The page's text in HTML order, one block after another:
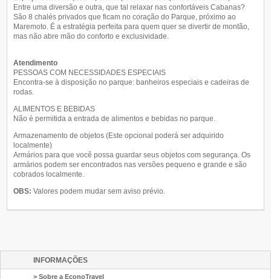
Entre uma diversão e outra, que tal relaxar nas confortáveis Cabanas?
São 8 chalés privados que ficam no coração do Parque, próximo ao
Maremoto. É a estratégia perfeita para quem quer se divertir de montão,
mas não abre mão do conforto e exclusividade.
Atendimento
PESSOAS COM NECESSIDADES ESPECIAIS
Encontra-se à disposição no parque: banheiros especiais e cadeiras de
rodas.
ALIMENTOS E BEBIDAS
Não é permitida a entrada de alimentos e bebidas no parque.
Armazenamento de objetos (Este opcional poderá ser adquirido
localmente)
Armários para que você possa guardar seus objetos com segurança. Os
armários podem ser encontrados nas versões pequeno e grande e são
cobrados localmente.
OBS: Valores podem mudar sem aviso prévio.
INFORMAÇÕES
> Sobre a EconoTravel